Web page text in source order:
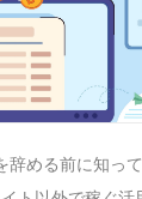
辞める前に知っ